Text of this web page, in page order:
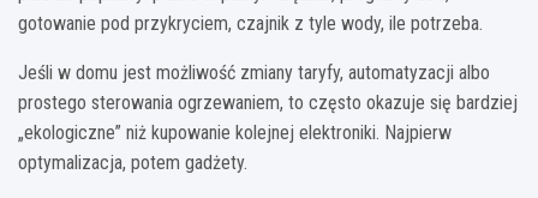
gotowanie pod przykryciem, czajnik z tyle wody, ile potrzeba.
Jeśli w domu jest możliwość zmiany taryfy, automatyzacji albo
prostego sterowania ogrzewaniem, to często okazuje się bardziej
„ekologiczne” niż kupowanie kolejnej elektroniki. Najpierw
optymalizacja, potem gadżety.